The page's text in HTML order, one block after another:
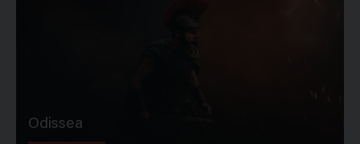
Odissea